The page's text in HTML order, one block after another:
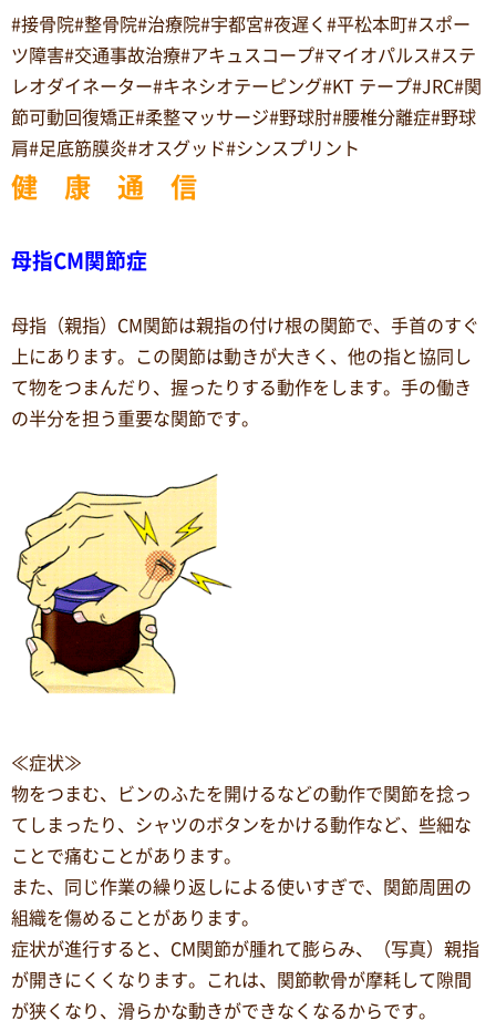
#接骨院#整骨院#治療院#宇都宮#夜遅く#平松本町#スポー
ツ障害#交通事故治療#アキュスコープ#マイオパルス#ステ
レオダイネーター#キネシオテーピング#KT テープ#JRC#関
節可動回復矯正#柔整マッサージ#野球肘#腰椎分離症#野球
肩#足底筋膜炎#オスグッド#シンスプリント
健 康 通 信
母指CM関節症
母指（親指）CM関節は親指の付け根の関節で、手首のすぐ
上にあります。この関節は動きが大きく、他の指と協同し
て物をつまんだり、握ったりする動作をします。手の働き
の半分を担う重要な関節です。
≪症状≫
物をつまむ、ビンのふたを開けるなどの動作で関節を捻っ
てしまったり、シャツのボタンをかける動作など、些細な
ことで痛むことがあります。
また、同じ作業の繰り返しによる使いすぎで、関節周囲の
組織を傷めることがあります。
症状が進行すると、CM関節が腫れて膨らみ、（写真）親指
が開きにくくなります。これは、関節軟骨が摩耗して隙間
が狭くなり、滑らかな動きができなくなるからです。